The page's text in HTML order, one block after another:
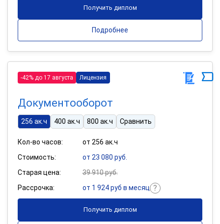
Получить диплом
Подробнее
-42% до 17 августа Лицензия
Документооборот
256 ак.ч 400 ак.ч 800 ак.ч Сравнить
Кол-во часов:
от 256 ак.ч
Стоимость:
от 23 080 руб.
Старая цена:
39 910 руб.
Рассрочка:
от 1 924 руб в месяц
Получить диплом